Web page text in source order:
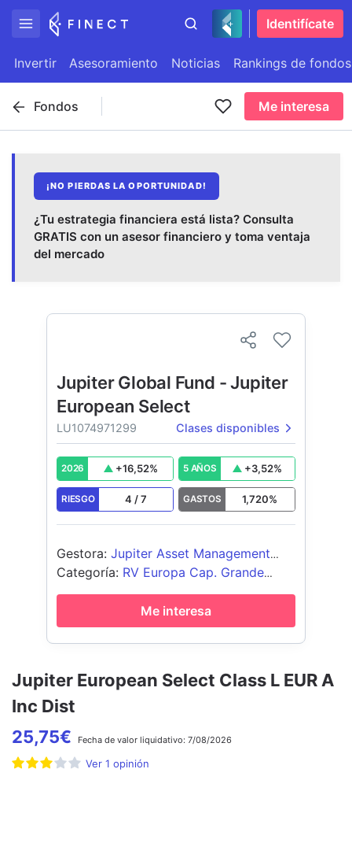
Identifícate
Invertir Asesoramiento Noticias Rankings de fondos
Fondos Me interesa
¡NO PIERDAS LA OPORTUNIDAD!
¿Tu estrategia financiera está lista? Consulta
GRATIS con un asesor financiero y toma ventaja
del mercado
Jupiter European Select Class L EUR A
Inc Dist
25,75€ Fecha de valor liquidativo: 7/08/2026
Ver 1 opinión
Jupiter Global Fund - Jupiter
European Select
LU1074971299 Clases disponibles
2026 +16,52% 5 AÑOS +3,52%
RIESGO 4 /7 GASTOS 1,720%
Gestora: Jupiter Asset Management
International S.A.
Categoría: RV Europa Cap. Grande
Blend
Me interesa